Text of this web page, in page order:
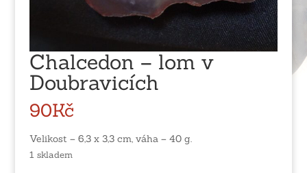
Chalcedon – lom v
Doubravicích
90Kč
Velikost – 6,3 x 3,3 cm, váha – 40 g.
1 skladem